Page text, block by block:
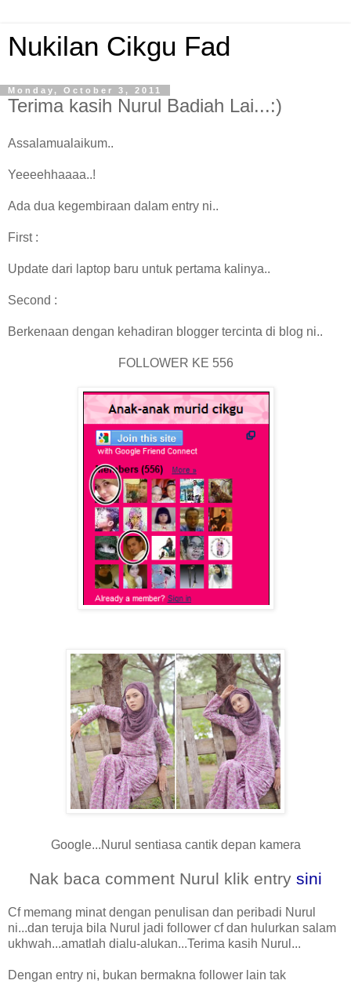
Nukilan Cikgu Fad
Monday, October 3, 2011
Terima kasih Nurul Badiah Lai...:)
Assalamualaikum..
Yeeeehhaaaa..!
Ada dua kegembiraan dalam entry ni..
First :
Update dari laptop baru untuk pertama kalinya..
Second :
Berkenaan dengan kehadiran blogger tercinta di blog ni..
FOLLOWER KE 556
Google...Nurul sentiasa cantik depan kamera
Nak baca comment Nurul klik entry sini
Cf memang minat dengan penulisan dan peribadi Nurul
ni...dan teruja bila Nurul jadi follower cf dan hulurkan salam
ukhwah...amatlah dialu-alukan...Terima kasih Nurul...
Dengan entry ni, bukan bermakna follower lain tak